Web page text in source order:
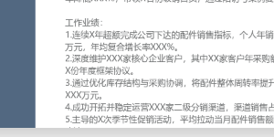
针对企业车队、维修厂及保险公司等大客户，
户配件消耗数据，预测需求并提前备货；通过
户痛点，提升大客户采购份额至总销量的XXX%
接售后服务部门与仓库，分析常用件与慢流件